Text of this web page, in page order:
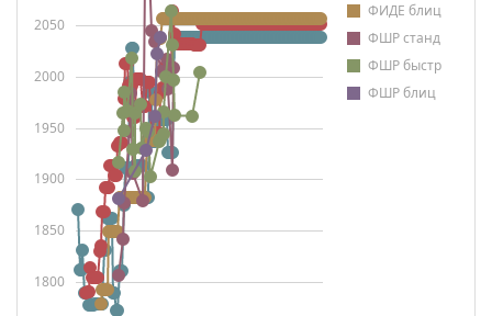
ФИДЕ блиц
ФШР станд
ФШР быстр
ФШР блиц
1800
1850
1900
1950
2000
2050